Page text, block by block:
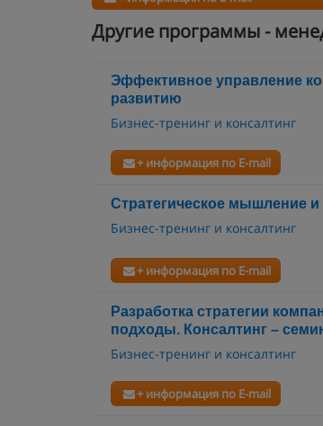
Другие программы -
Эффективное управление
развитию
Бизнес-тренинг и консалтинг
+ информация по E-mail
Стратегическое мышление и
Бизнес-тренинг и консалтинг
+ информация по E-mail
Разработка стратегии
подходы. Консалтинг –
Бизнес-тренинг и консалтинг
+ информация по E-mail